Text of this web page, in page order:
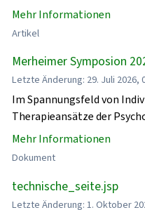
Mehr Informationen
Artikel
Merheimer Symposion
Letzte Änderung: 29. Juli 2026,
Im Spannungsfeld von
Therapieansätze der
Mehr Informationen
Dokument
technische_seite.jsp
Letzte Änderung: 1. Oktober